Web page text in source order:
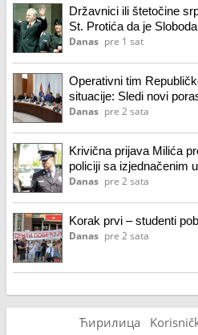
Državnici ili štetočine
St. Protića da je
odnosu na Aleksandara
Danas pre 1 sat
Operativni tim
situacije: Sledi novi
nedelje
Danas pre 2 sata
Krivična prijava Milića
policiji sa izjednačenim
Danas pre 2 sata
Korak prvi – studenti
Danas pre 2 sata
Ћирилица